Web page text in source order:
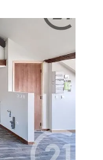
en hyper-